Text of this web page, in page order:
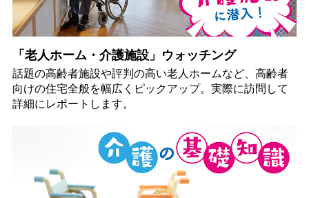
「老人ホーム・介護施設」ウォッチング
話題の高齢者施設や評判の高い老人ホームなど、高齢者
向けの住宅全般を幅広くピックアップ。実際に訪問して
詳細にレポートします。